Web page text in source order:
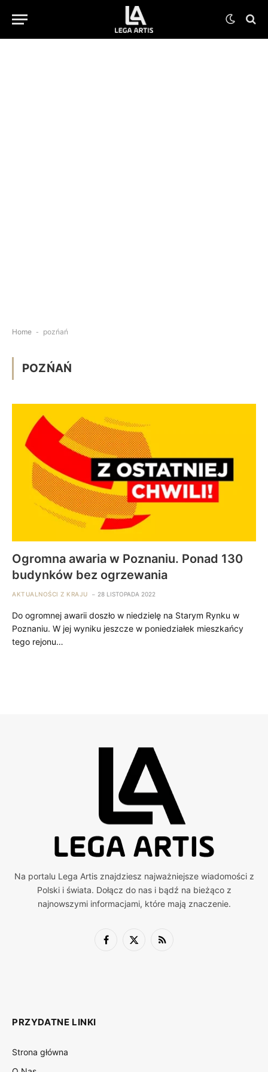
Home - pozńań
POZŃAŃ
Ogromna awaria w Poznaniu. Ponad 130
budynków bez ogrzewania
AKTUALNOŚCI Z KRAJU 28 LISTOPADA 2022
Do ogromnej awarii doszło w niedzielę na Starym Rynku w
Poznaniu. W jej wyniku jeszcze w poniedziałek mieszkańcy
tego rejonu…
Na portalu Lega Artis znajdziesz najważniejsze wiadomości z
Polski i świata. Dołącz do nas i bądź na bieżąco z
najnowszymi informacjami, które mają znaczenie.
Facebook
X
RSS
PRZYDATNE LINKI
Strona główna